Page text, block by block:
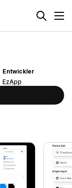
Entwickler
EzApp